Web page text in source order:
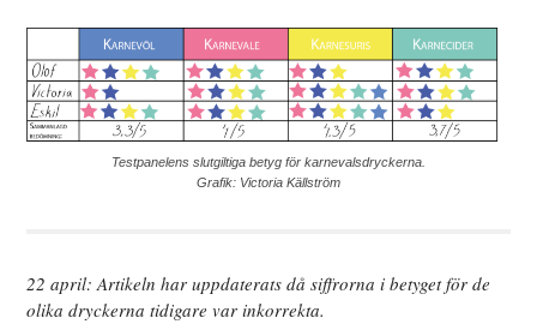
Testpanelens slutgiltiga betyg för karnevalsdryckerna.
Grafik: Victoria Källström
22 april: Artikeln har uppdaterats då siffrorna i betyget för de
olika dryckerna tidigare var inkorrekta.